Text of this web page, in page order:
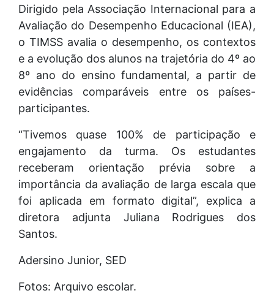
Dirigido pela Associação Internacional para a
Avaliação do Desempenho Educacional (IEA),
o TIMSS avalia o desempenho, os contextos
e a evolução dos alunos na trajetória do 4º ao
8º ano do ensino fundamental, a partir de
evidências comparáveis entre os países-
participantes.
“Tivemos quase 100% de participação e
engajamento da turma. Os estudantes
receberam orientação prévia sobre a
importância da avaliação de larga escala que
foi aplicada em formato digital”, explica a
diretora adjunta Juliana Rodrigues dos
Santos.
Adersino Junior, SED
Fotos: Arquivo escolar.